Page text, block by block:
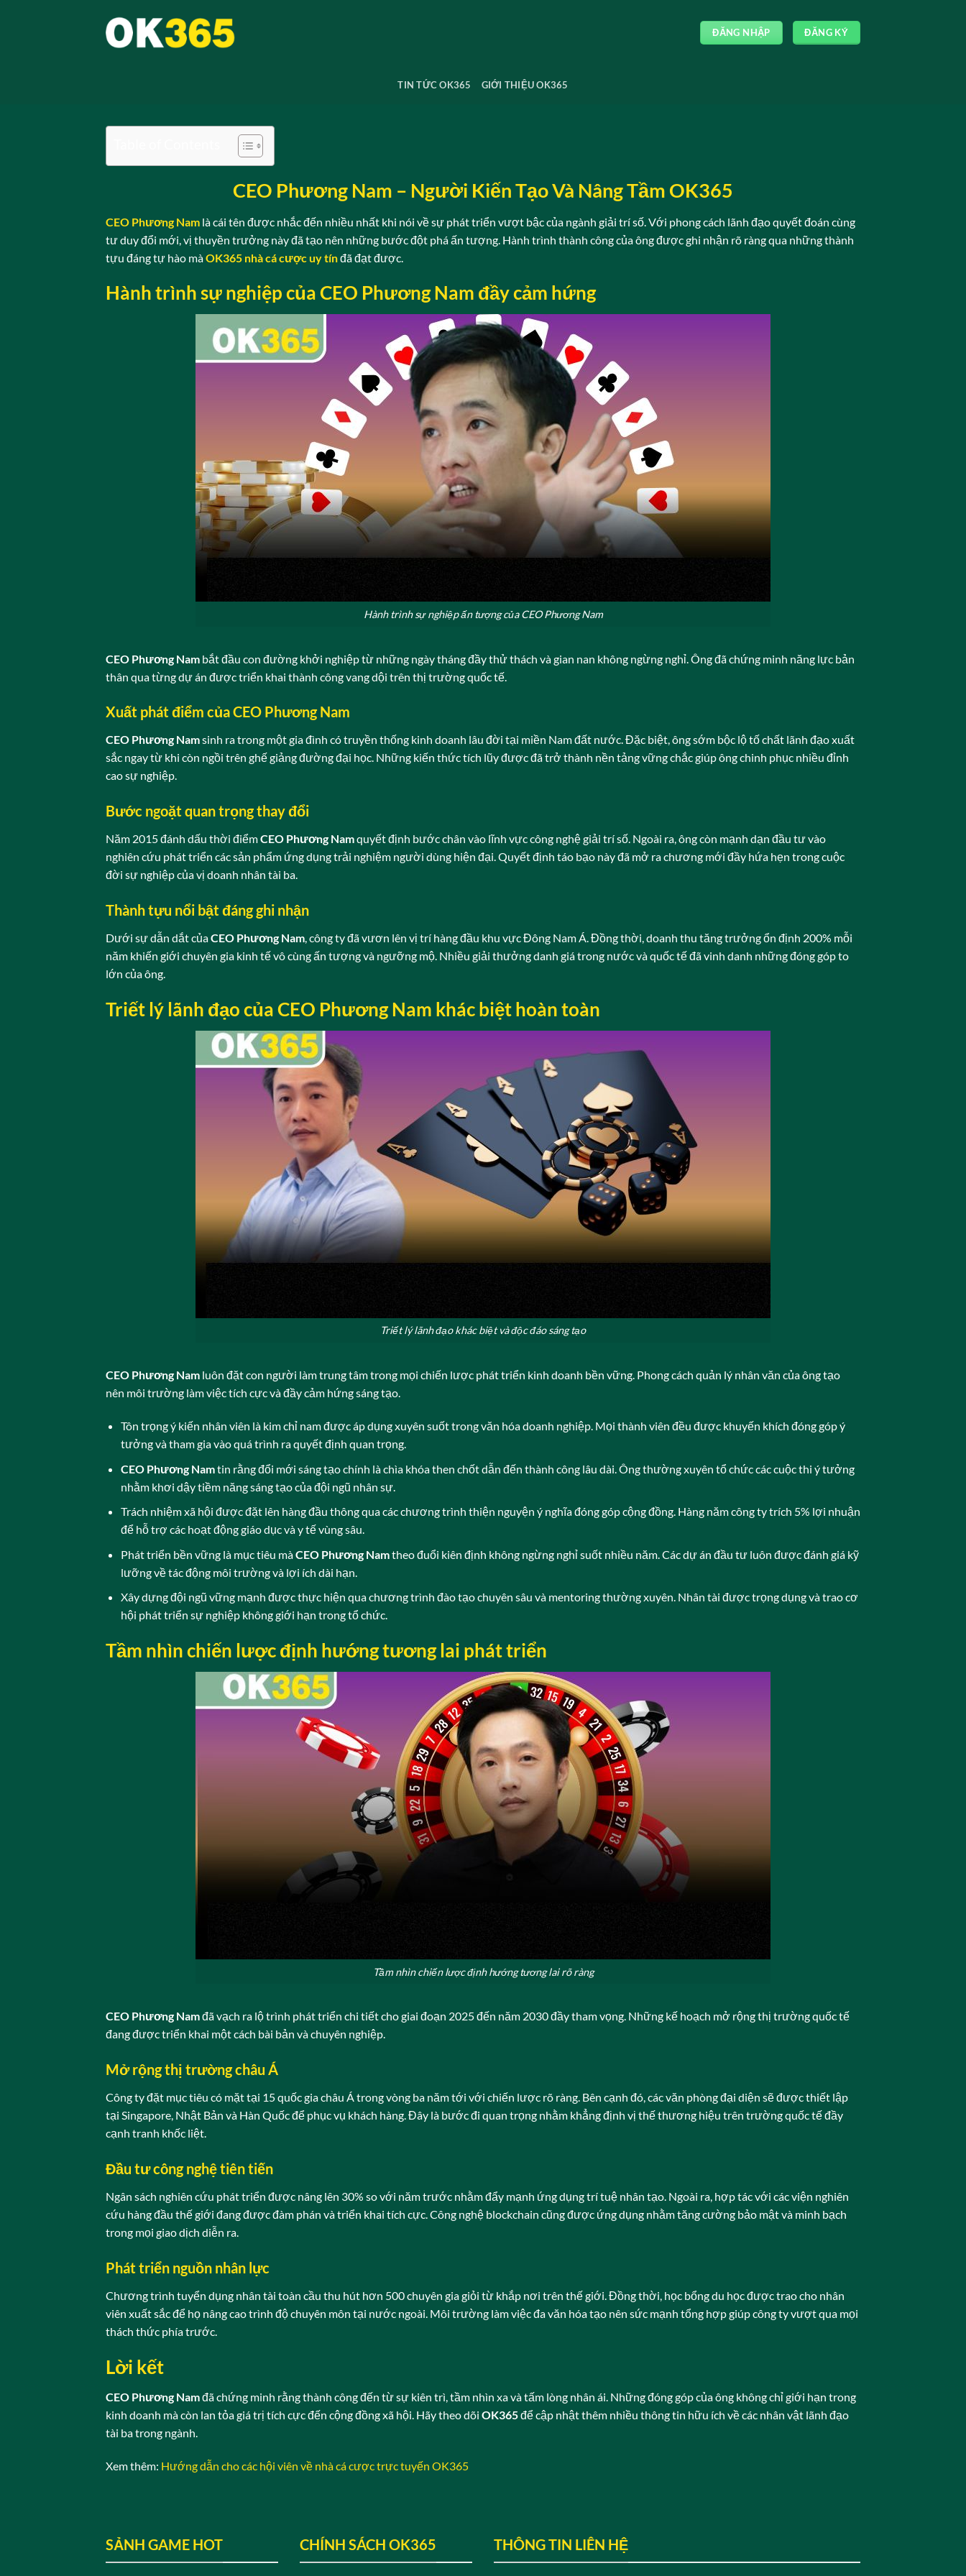
ĐĂNG NHẬP ĐĂNG KÝ
TIN TỨC OK365 GIỚI THIỆU OK365
CEO Phương Nam – Người Kiến Tạo Và Nâng Tầm OK365
CEO Phương Nam là cái tên được nhắc đến nhiều nhất khi nói về sự phát triển vượt bậc của ngành giải trí số. Với phong cách lãnh đạo quyết đoán cùng
tư duy đổi mới, vị thuyền trưởng này đã tạo nên những bước đột phá ấn tượng. Hành trình thành công của ông được ghi nhận rõ ràng qua những thành
tựu đáng tự hào màOK365 nhà cá cược uy tínđã đạt được.
Hành trình sự nghiệp của CEO Phương Nam đầy cảm hứng
Hành trình sự nghiệp ấn tượng của CEO Phương Nam
CEO Phương Nam bắt đầu con đường khởi nghiệp từ những ngày tháng đầy thử thách và gian nan không ngừng nghỉ. Ông đã chứng minh năng lực bản
thân qua từng dự án được triển khai thành công vang dội trên thị trường quốc tế.
Xuất phát điểm của CEO Phương Nam
CEO Phương Namsinh ra trong một gia đình có truyền thống kinh doanh lâu đời tại miền Nam đất nước. Đặc biệt, ông sớm bộc lộ tố chất lãnh đạo xuất
sắc ngay từ khi còn ngồi trên ghế giảng đường đại học. Những kiến thức tích lũy được đã trở thành nền tảng vững chắc giúp ông chinh phục nhiều đỉnh
cao sự nghiệp.
Bước ngoặt quan trọng thay đổi
Năm 2015 đánh dấu thời điểmCEO Phương Namquyết định bước chân vào lĩnh vực công nghệ giải trí số. Ngoài ra, ông còn mạnh dạn đầu tư vào
nghiên cứu phát triển các sản phẩm ứng dụng trải nghiệm người dùng hiện đại. Quyết định táo bạo này đã mở ra chương mới đầy hứa hẹn trong cuộc
đời sự nghiệp của vị doanh nhân tài ba.
Thành tựu nổi bật đáng ghi nhận
Dưới sự dẫn dắt củaCEO Phương Nam, công ty đã vươn lên vị trí hàng đầu khu vực Đông Nam Á. Đồng thời, doanh thu tăng trưởng ổn định 200% mỗi
năm khiến giới chuyên gia kinh tế vô cùng ấn tượng và ngưỡng mộ. Nhiều giải thưởng danh giá trong nước và quốc tế đã vinh danh những đóng góp to
lớn của ông.
Triết lý lãnh đạo của CEO Phương Nam khác biệt hoàn toàn
Triết lý lãnh đạo khác biệt và độc đáo sáng tạo
CEO Phương Nam luôn đặt con người làm trung tâm trong mọi chiến lược phát triển kinh doanh bền vững. Phong cách quản lý nhân văn của ông tạo
nên môi trường làm việc tích cực và đầy cảm hứng sáng tạo.
Tôn trọng ý kiến nhân viên là kim chỉ nam được áp dụng xuyên suốt trong văn hóa doanh nghiệp. Mọi thành viên đều được khuyến khích đóng góp ý
tưởng và tham gia vào quá trình ra quyết định quan trọng.
CEO Phương Namtin rằng đổi mới sáng tạo chính là chìa khóa then chốt dẫn đến thành công lâu dài. Ông thường xuyên tổ chức các cuộc thi ý tưởng
nhằm khơi dậy tiềm năng sáng tạo của đội ngũ nhân sự.
Trách nhiệm xã hội được đặt lên hàng đầu thông qua các chương trình thiện nguyện ý nghĩa đóng góp cộng đồng. Hàng năm công ty trích 5% lợi nhuận
để hỗ trợ các hoạt động giáo dục và y tế vùng sâu.
Phát triển bền vững là mục tiêu màCEO Phương Namtheo đuổi kiên định không ngừng nghỉ suốt nhiều năm. Các dự án đầu tư luôn được đánh giá kỹ
lưỡng về tác động môi trường và lợi ích dài hạn.
Xây dựng đội ngũ vững mạnh được thực hiện qua chương trình đào tạo chuyên sâu và mentoring thường xuyên. Nhân tài được trọng dụng và trao cơ
hội phát triển sự nghiệp không giới hạn trong tổ chức.
Tầm nhìn chiến lược định hướng tương lai phát triển
Tầm nhìn chiến lược định hướng tương lai rõ ràng
CEO Phương Namđã vạch ra lộ trình phát triển chi tiết cho giai đoạn 2025 đến năm 2030 đầy tham vọng. Những kế hoạch mở rộng thị trường quốc tế
đang được triển khai một cách bài bản và chuyên nghiệp.
Mở rộng thị trường châu Á
Công ty đặt mục tiêu có mặt tại 15 quốc gia châu Á trong vòng ba năm tới với chiến lược rõ ràng. Bên cạnh đó, các văn phòng đại diện sẽ được thiết lập
tại Singapore, Nhật Bản và Hàn Quốc để phục vụ khách hàng. Đây là bước đi quan trọng nhằm khẳng định vị thế thương hiệu trên trường quốc tế đầy
cạnh tranh khốc liệt.
Đầu tư công nghệ tiên tiến
Ngân sách nghiên cứu phát triển được nâng lên 30% so với năm trước nhằm đẩy mạnh ứng dụng trí tuệ nhân tạo. Ngoài ra, hợp tác với các viện nghiên
cứu hàng đầu thế giới đang được đàm phán và triển khai tích cực. Công nghệ blockchain cũng được ứng dụng nhằm tăng cường bảo mật và minh bạch
trong mọi giao dịch diễn ra.
Phát triển nguồn nhân lực
Chương trình tuyển dụng nhân tài toàn cầu thu hút hơn 500 chuyên gia giỏi từ khắp nơi trên thế giới. Đồng thời, học bổng du học được trao cho nhân
viên xuất sắc để họ nâng cao trình độ chuyên môn tại nước ngoài. Môi trường làm việc đa văn hóa tạo nên sức mạnh tổng hợp giúp công ty vượt qua mọi
thách thức phía trước.
Lời kết
CEO Phương Namđã chứng minh rằng thành công đến từ sự kiên trì, tầm nhìn xa và tấm lòng nhân ái. Những đóng góp của ông không chỉ giới hạn trong
kinh doanh mà còn lan tỏa giá trị tích cực đến cộng đồng xã hội. Hãy theo dõi OK365để cập nhật thêm nhiều thông tin hữu ích về các nhân vật lãnh đạo
tài ba trong ngành.
Xem thêm: Hướng dẫn cho các hội viên về nhà cá cược trực tuyến OK365
SẢNH GAME HOT CHÍNH SÁCH OK365 THÔNG TIN LIÊN HỆ